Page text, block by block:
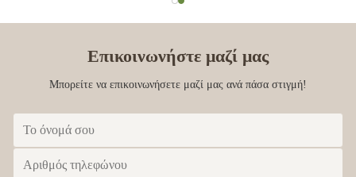
Επικοινωνήστε μαζί μας
Μπορείτε να επικοινωνήσετε μαζί μας ανά πάσα στιγμή!